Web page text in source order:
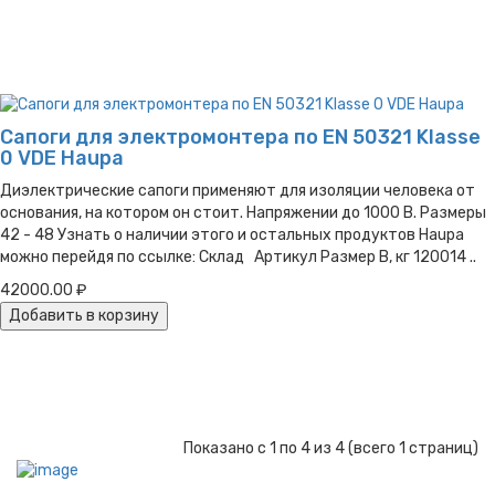
Сапоги для электромонтера по EN 50321 Klasse
0 VDE Haupa
Диэлектрические сапоги применяют для изоляции человека от
основания, на котором он стоит. Напряжении до 1000 В. Размеры
42 - 48 Узнать о наличии этого и остальных продуктов Haupa
можно перейдя по ссылке: Склад Артикул Размер В, кг 120014 ..
42000.00 ₽
Добавить в корзину
Показано с 1 по 4 из 4 (всего 1 страниц)